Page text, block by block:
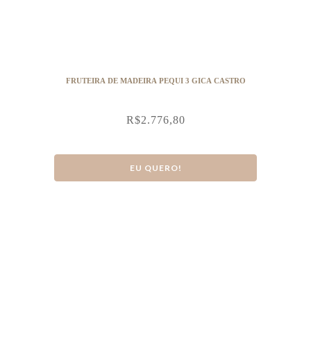
FRUTEIRA DE MADEIRA PEQUI 3 GICA CASTRO
R$2.776,80
EU QUERO!